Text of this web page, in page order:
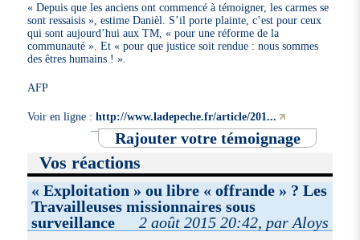
« Depuis que les anciens ont commencé à témoigner, les carmes se
sont ressaisis », estime Danièl. S’il porte plainte, c’est pour ceux
qui sont aujourd’hui aux TM, « pour une réforme de la
communauté ». Et « pour que justice soit rendue : nous sommes
des êtres humains ! ».
AFP
Voir en ligne :http://www.ladepeche.fr/article/201...
Rajouter votre témoignage
Vos réactions
« Exploitation » ou libre « offrande » ? Les
Travailleuses missionnaires sous
surveillance
2 août 2015 20:42, par Aloys